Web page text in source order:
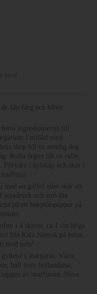
fått färg och blivit
ingredienserna till
i mjölet med
ihop till en smidig deg.
Rulla degen till en rulle,
i kylskåp och skär i
med en gaffel eller skär ett
sojadryck och strö lite
på ett bakplåtspapper på
i 4 skivor, ca 1 cm höga
lite Kala Namak på tofun.
med tofu!
i margarin. Värm
häll över hollandaise,
av muffinsen. Have